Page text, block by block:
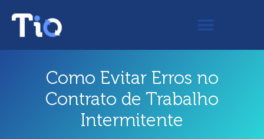
Como Evitar Erros no
Contrato de Trabalho
Intermitente